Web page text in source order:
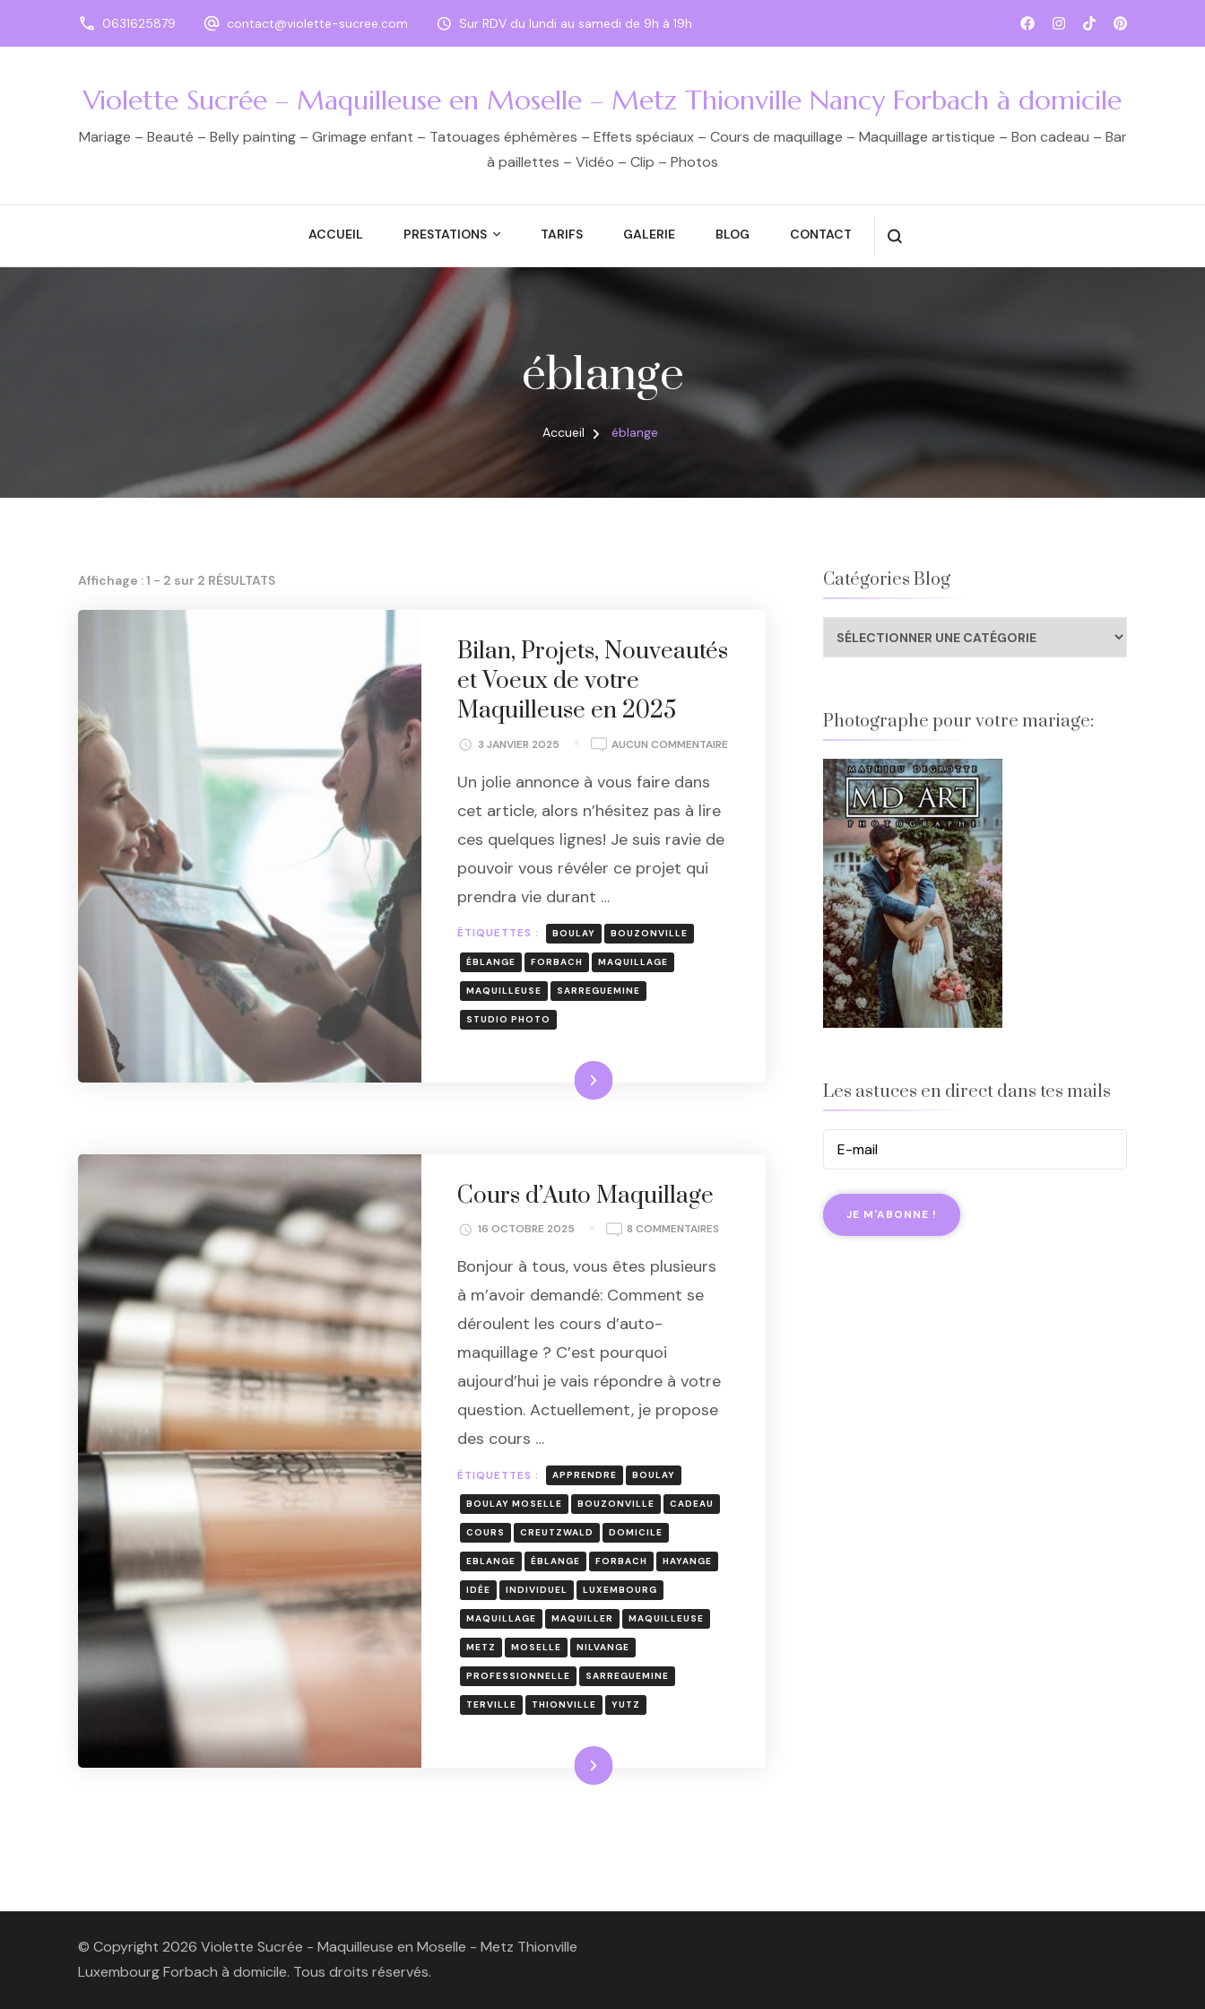
0631625879 contact@violette-sucree.com Sur RDV du lundi au samedi de 9h à 19h
Violette Sucrée – Maquilleuse en Moselle – Metz Thionville Nancy Forbach à domicile
Mariage – Beauté – Belly painting – Grimage enfant – Tatouages éphémères – Effets spéciaux – Cours de maquillage – Maquillage artistique – Bon cadeau – Bar
à paillettes – Vidéo – Clip – Photos
ACCUEIL PRESTATIONS TARIFS GALERIE BLOG CONTACT
éblange
Accueil éblange
Affichage : 1 - 2 sur 2 RÉSULTATS
Bilan, Projets, Nouveautés
et Voeux de votre
Maquilleuse en 2025
3 JANVIER 2025 AUCUN COMMENTAIRE
Un jolie annonce à vous faire dans
cet article, alors n’hésitez pas à lire
ces quelques lignes! Je suis ravie de
pouvoir vous révéler ce projet qui
prendra vie durant …
ÉTIQUETTES : BOULAY BOUZONVILLE
ÉBLANGE FORBACH MAQUILLAGE
MAQUILLEUSE SARREGUEMINE
STUDIO PHOTO
Lire la suite
Cours d’Auto Maquillage
16 OCTOBRE 2025 8 COMMENTAIRES
Bonjour à tous, vous êtes plusieurs
à m’avoir demandé: Comment se
déroulent les cours d’auto-
maquillage ? C’est pourquoi
aujourd’hui je vais répondre à votre
question. Actuellement, je propose
des cours …
ÉTIQUETTES : APPRENDRE BOULAY
BOULAY MOSELLE BOUZONVILLE CADEAU
COURS CREUTZWALD DOMICILE
EBLANGE ÉBLANGE FORBACH HAYANGE
IDÉE INDIVIDUEL LUXEMBOURG
MAQUILLAGE MAQUILLER MAQUILLEUSE
METZ MOSELLE NILVANGE
PROFESSIONNELLE SARREGUEMINE
TERVILLE THIONVILLE YUTZ
Lire la suite
Catégories Blog
Catégories
Blog
Photographe pour votre mariage:
Les astuces en direct dans tes mails
© Copyright 2026 Violette Sucrée - Maquilleuse en Moselle - Metz Thionville
Luxembourg Forbach à domicile. Tous droits réservés.